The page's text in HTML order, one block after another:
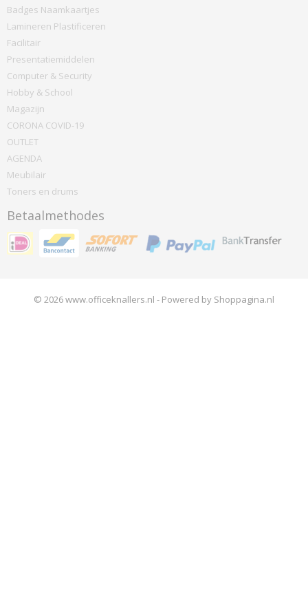
Badges Naamkaartjes
Lamineren Plastificeren
Facilitair
Presentatiemiddelen
Computer & Security
Hobby & School
Magazijn
CORONA COVID-19
OUTLET
AGENDA
Meubilair
Toners en drums
Betaalmethodes
© 2026 www.officeknallers.nl - Powered by Shoppagina.nl